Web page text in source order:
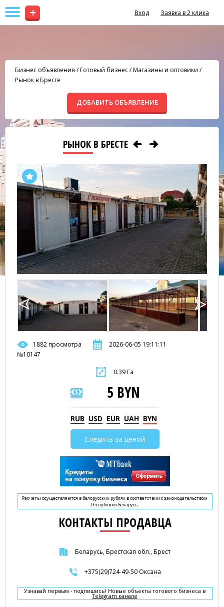
+ Вход Заявка в 2 клика
Бизнес объявления /Готовый бизнес/Магазины и оптовики /
Рынок в Бресте
ДОБАВИТЬ ОБЪЯВЛЕНИЕ
РЫНОК В БРЕСТЕ
1882 просмотра
2026-06-05 19:11:11
№10147
0.39 Га
5 BYN
RUB USD EUR UAH BYN
Следить за ценой
Расчеты осуществляются в белорусских рублях в соответствии с законодательством
Республики Беларусь.
КОНТАКТЫ ПРОДАВЦА
Беларусь, Брестская обл., Брест
+375(29)724-49-50 Оксана
Узнавай первым - подпишись! Новые объекты готового бизнеса в
Telegram канале